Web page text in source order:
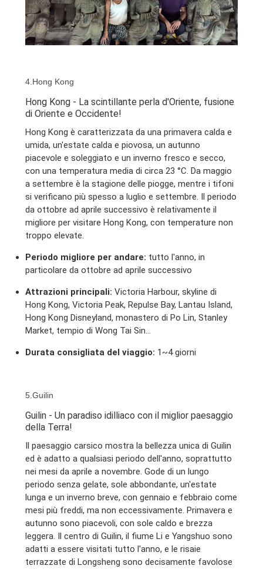
4.Hong Kong
Hong Kong - La scintillante perla d'Oriente, fusione
di Oriente e Occidente!
Hong Kong è caratterizzata da una primavera calda e
umida, un'estate calda e piovosa, un autunno
piacevole e soleggiato e un inverno fresco e secco,
con una temperatura media di circa 23 °C. Da maggio
a settembre è la stagione delle piogge, mentre i tifoni
si verificano più spesso a luglio e settembre. Il periodo
da ottobre ad aprile successivo è relativamente il
migliore per visitare Hong Kong, con temperature non
troppo elevate.
Periodo migliore per andare: tutto l'anno, in
particolare da ottobre ad aprile successivo
Attrazioni principali: Victoria Harbour, skyline di
Hong Kong, Victoria Peak, Repulse Bay, Lantau Island,
Hong Kong Disneyland, monastero di Po Lin, Stanley
Market, tempio di Wong Tai Sin...
Durata consigliata del viaggio: 1~4 giorni
5.Guilin
Guilin - Un paradiso idilliaco con il miglior paesaggio
della Terra!
Il paesaggio carsico mostra la bellezza unica di Guilin
ed è adatto a qualsiasi periodo dell'anno, soprattutto
nei mesi da aprile a novembre. Gode di un lungo
periodo senza gelate, sole abbondante, un'estate
lunga e un inverno breve, con gennaio e febbraio come
mesi più freddi, ma non eccessivamente. Primavera e
autunno sono piacevoli, con sole caldo e brezza
leggera. Il centro di Guilin, il fiume Li e Yangshuo sono
adatti a essere visitati tutto l'anno, e le risaie
terrazzate di Longsheng sono decisamente favolose